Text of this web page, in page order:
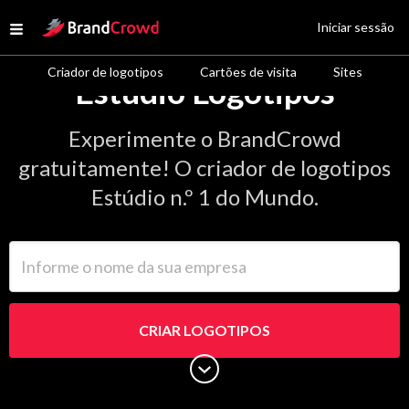
Open menu
Site Logo
Criador de logotipos Cartões de visita Sites
Iniciar sessão
Estúdio Logotipos
Experimente o BrandCrowd
gratuitamente! O criador de logotipos
Estúdio n.º 1 do Mundo.
CRIAR LOGOTIPOS